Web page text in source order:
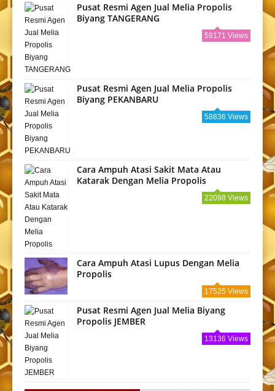
Pusat Resmi Agen Jual Melia Propolis
Biyang TANGERANG
59171 Views
Pusat Resmi Agen Jual Melia Propolis
Biyang PEKANBARU
58836 Views
Cara Ampuh Atasi Sakit Mata Atau
Katarak Dengan Melia Propolis
22098 Views
Cara Ampuh Atasi Lupus Dengan Melia
Propolis
17525 Views
Pusat Resmi Agen Jual Melia Biyang
Propolis JEMBER
13136 Views